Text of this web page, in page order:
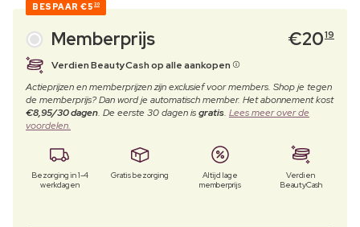
BESPAAR €5 30
Memberprijs €2019
Verdien BeautyCash op alle aankopen
Actieprijzen en memberprijzen zijn exclusief voor members. Shop je tegen
de memberprijs? Dan word je automatisch member. Het abonnement kost
€8,95/30 dagen. De eerste 30 dagen isgratis. Lees meer over de
voordelen.
Bezorging in 1-4
werkdagen
Gratis bezorging
Altijd lage
memberprijs
Verdien
BeautyCash